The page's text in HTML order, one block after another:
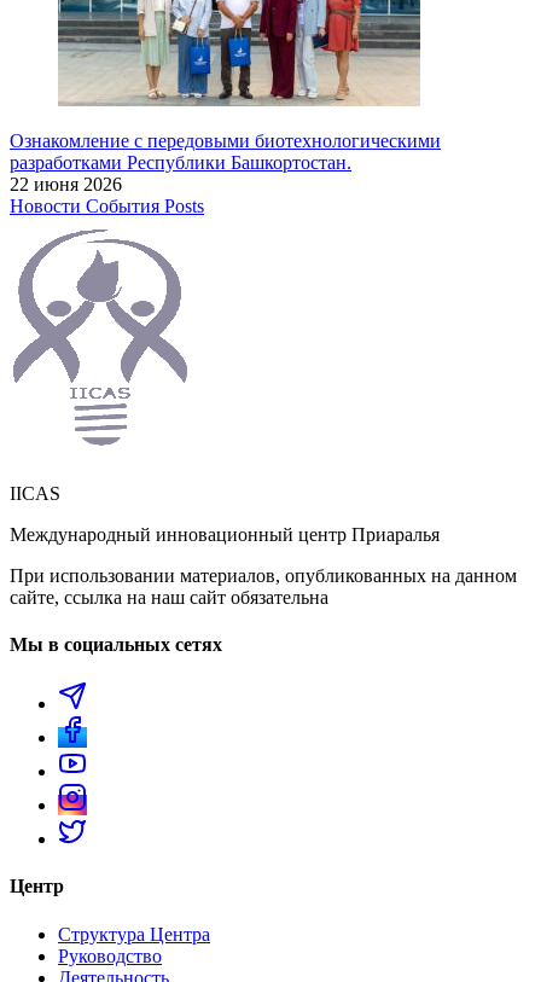
Ознакомление с передовыми биотехнологическими
разработками Республики Башкортостан.
22 июня 2026
Новости События Posts
IICAS
Международный инновационный центр Приаралья
При использовании материалов, опубликованных на данном
сайте, ссылка на наш сайт обязательна
Мы в социальных сетях
Центр
Структура Центра
Руководство
Деятельность